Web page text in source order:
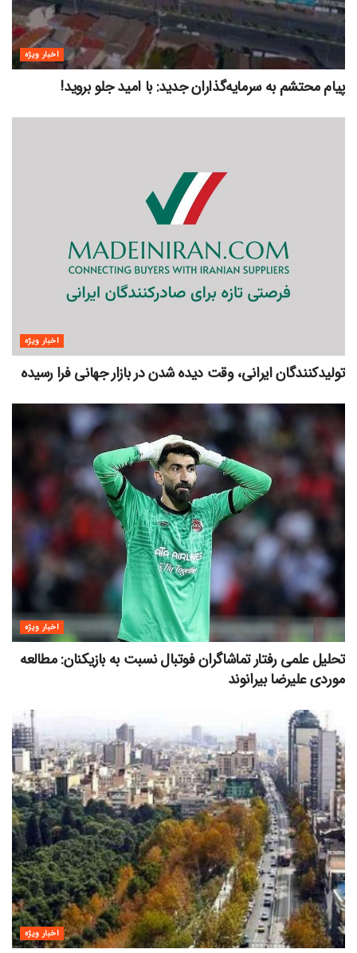
اخبار ویژه
پیام محتشم به سرمایه‌گذاران جدید: با امید جلو بروید!
اخبار ویژه
تولیدکنندگان ایرانی، وقت دیده شدن در بازار جهانی فرا رسیده
اخبار ویژه
تحلیل علمی رفتار تماشاگران فوتبال نسبت به بازیکنان: مطالعه
موردی علیرضا بیرانوند
اخبار ویژه